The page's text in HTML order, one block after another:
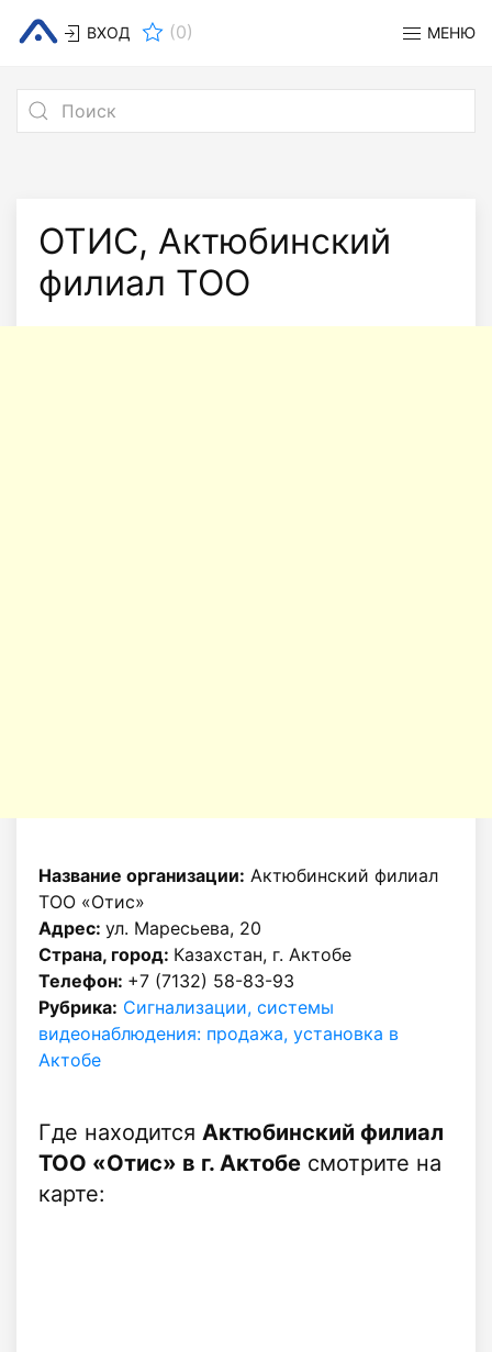
ВХОД (0) МЕНЮ
ОТИС, Актюбинский
филиал ТОО
Название организации: Актюбинский филиал
ТОО «Отис»
Адрес: ул. Маресьева, 20
Страна, город: Казахстан, г. Актобе
Телефон: +7 (7132) 58-83-93
Рубрика: Сигнализации, системы
видеонаблюдения: продажа, установка в
Актобе
Где находится Актюбинский филиал
ТОО «Отис» в г. Актобе смотрите на
карте: